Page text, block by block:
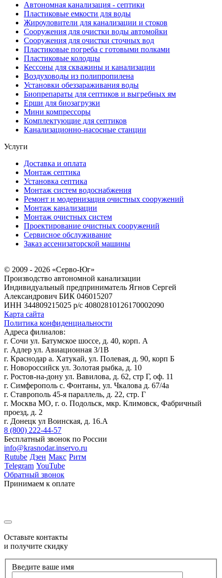
Автономная канализация - септики
Пластиковые емкости для воды
Жироуловители для канализации и стоков
Сооружения для очистки воды автомойки
Сооружения для очистки сточных вод
Пластиковые погреба с готовыми полками
Пластиковые колодцы
Кессоны для скважины и канализации
Воздуховоды из полипропилена
Установки обеззараживания воды
Биопрепараты для септиков и выгребных ям
Ерши для биозагрузки
Мини компрессоры
Комплектующие для септиков
Канализационно-насосные станции
Услуги
Доставка и оплата
Монтаж септика
Установка септика
Монтаж систем водоснабжения
Ремонт и модернизация очистных сооружений
Монтаж канализации
Монтаж очистных систем
Проектирование очистных сооружений
Сервисное обслуживание
Заказ ассенизаторской машины
© 2009 - 2026 «Серво-Юг»
Производство автономной канализации
Индивидуальный предприниматель Ягнов Сергей
Александрович БИК 046015207
ИНН 344809215025 р/с 40802810126170002090
Карта сайта
Политика конфиденциальности
Адреса филиалов:
г. Сочи ул. Батумское шоссе, д. 40, корп. А
г. Адлер ул. Авиационная 3/1В
г. Краснодар а. Хатукай, ул. Полевая, д. 90, корп Б
г. Новороссийск ул. Золотая рыбка, д. 10
г. Ростов-на-дону ул. Вавилова, д. 62, стр Г, оф. 11
г. Симферополь с. Фонтаны, ул. Чкалова д. 67/4а
г. Ставрополь 45-я параллель, д. 22, стр. Г
г. Москва МО, г. о. Подольск, мкр. Климовск, Фабричный
проезд, д. 2
г. Донецк ул Воинская, д. 16.А
8 (800) 222-44-57
Бесплатный звонок по России
info@krasnodar.inservo.ru
Rutube Дзен Макс Ритм
Telegram YouTube
Обратный звонок
Принимаем к оплате
Оставьте контакты
и получите скидку
Введите ваше имя